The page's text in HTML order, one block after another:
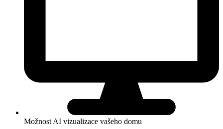
Možnost AI vizualizace vašeho domu